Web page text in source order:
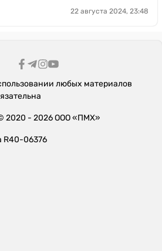
22 августа 2024, 23:48
любых материалов
2020 - 2026 ООО «ПМХ»
R40-06376